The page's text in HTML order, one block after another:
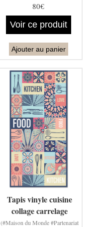
80€
Voir ce produit
Ajouter au panier
Tapis vinyle cuisine
collage carrelage
(#Maison du Monde #Partenariat